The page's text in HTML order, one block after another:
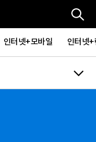
인터넷+모바일 인터넷+